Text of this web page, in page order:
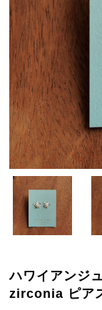
ハワイアンジ
zirconia ピア